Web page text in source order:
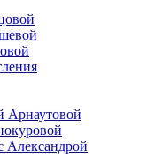
Арнаутовой
Александрой